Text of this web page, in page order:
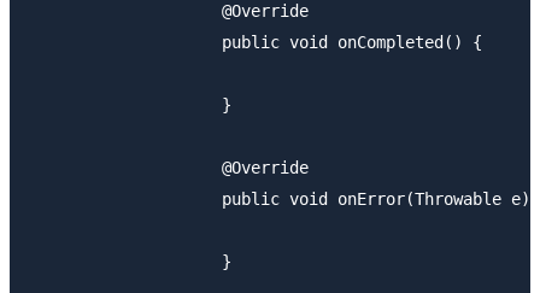
                    @Override
                    public void onCompleted() {
                    }
                    @Override
public void onError(Throwable e)
                    }